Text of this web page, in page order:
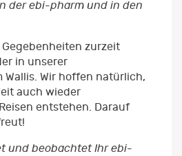
der ebi-pharm und in den
zurzeit
in unserer
Wallis. Wir hoffen natürlich,
auch wieder
entstehen. Darauf
und beobachtet Ihr ebi-